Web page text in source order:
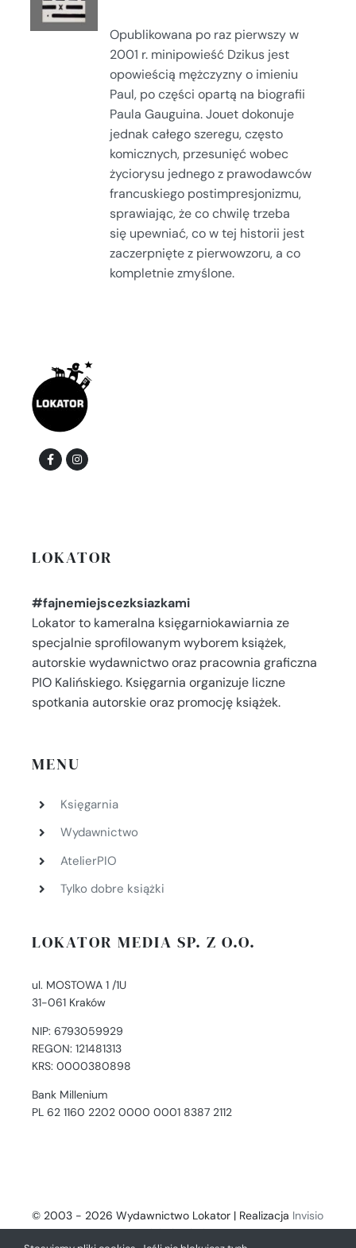
/
SZCZEGÓŁY
Opublikowana po raz pierwszy w
2001 r. minipowieść Dzikus jest
opowieścią mężczyzny o imieniu
Paul, po części opartą na biografii
Paula Gauguina. Jouet dokonuje
jednak całego szeregu, często
komicznych, przesunięć wobec
życiorysu jednego z prawodawców
francuskiego postimpresjonizmu,
sprawiając, że co chwilę trzeba
się upewniać, co w tej historii jest
zaczerpnięte z pierwowzoru, a co
kompletnie zmyślone.
LOKATOR
#fajnemiejscezksiazkami
Lokator to kameralna księgarniokawiarnia ze
specjalnie sprofilowanym wyborem książek,
autorskie wydawnictwo oraz pracownia graficzna
PIO Kalińskiego. Księgarnia organizuje liczne
spotkania autorskie oraz promocję książek.
MENU
Księgarnia
Wydawnictwo
AtelierPIO
Tylko dobre książki
LOKATOR MEDIA SP. Z O.O.
ul. MOSTOWA 1 /1U
31-061 Kraków
NIP: 6793059929
REGON: 121481313
KRS: 0000380898
Bank Millenium
PL 62 1160 2202 0000 0001 8387 2112
© 2003 - 2026 Wydawnictwo Lokator | Realizacja Invisio
- Digital Solutions